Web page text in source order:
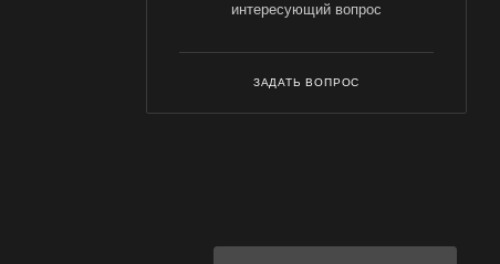
интересующий вопрос
ЗАДАТЬ ВОПРОС